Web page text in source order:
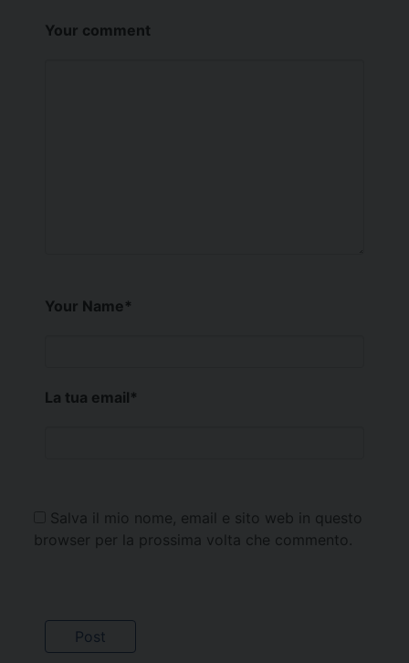
Your comment
Your Name*
La tua email*
Salva il mio nome, email e sito web in questo
browser per la prossima volta che commento.